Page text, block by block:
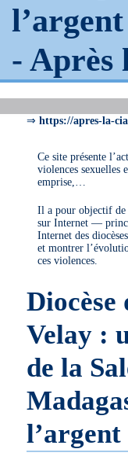
-Après
⇒https://apres-la-
Ce site présente
violences sexuelles
emprise,…
Il a pour objectif de
sur Internet —
Internet des
et montrer
ces violences.
Diocèse
Velay :
de la
l’argent